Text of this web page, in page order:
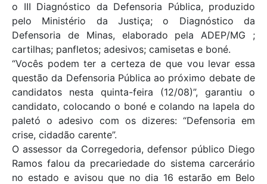
o III Diagnóstico da Defensoria Pública, produzido
pelo Ministério da Justiça; o Diagnóstico da
Defensoria de Minas, elaborado pela ADEP/MG ;
cartilhas; panfletos; adesivos; camisetas e boné.
“Vocês podem ter a certeza de que vou levar essa
questão da Defensoria Pública ao próximo debate de
candidatos nesta quinta-feira (12/08)”, garantiu o
candidato, colocando o boné e colando na lapela do
paletó o adesivo com os dizeres: “Defensoria em
crise, cidadão carente”.
O assessor da Corregedoria, defensor público Diego
Ramos falou da precariedade do sistema carcerário
no estado e avisou que no dia 16 estarão em Belo